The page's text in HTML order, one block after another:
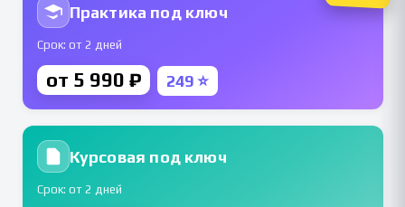
Практика под ключ
Срок: от 2 дней
от 5 990 ₽ 249 ⭐
Курсовая под ключ
Срок: от 2 дней